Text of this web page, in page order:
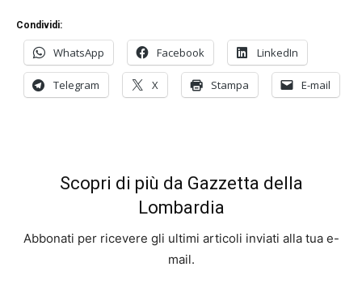
Condividi:
WhatsApp Facebook LinkedIn
Telegram X Stampa E-mail
Scopri di più da Gazzetta della
Lombardia
Abbonati per ricevere gli ultimi articoli inviati alla tua e-
mail.